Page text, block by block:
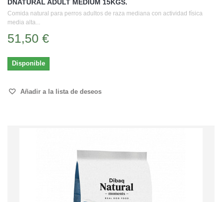
DNATURAL ADULT MEDIUM 15KGS.
Comida natural para perros adultos de raza mediana con actividad física
media alta...
51,50 €
Disponible
Añadir a la lista de deseos